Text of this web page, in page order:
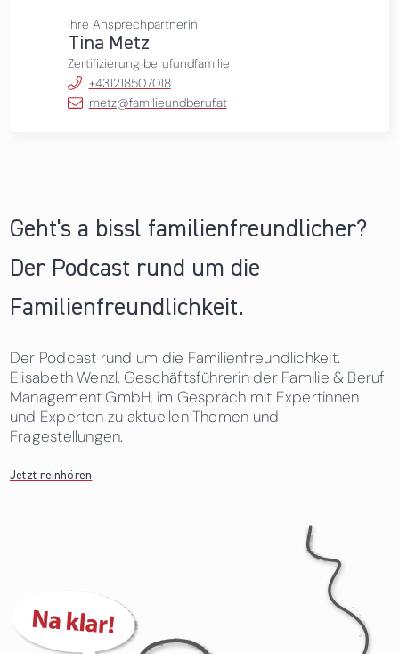
Ihre Ansprechpartnerin
Tina Metz
Zertifizierung berufundfamilie
+431218507018
metz@familieundberuf.at
Geht's a bissl familienfreundlicher?
Der Podcast rund um die
Familienfreundlichkeit.
Der Podcast rund um die Familienfreundlichkeit.
Elisabeth Wenzl, Geschäftsführerin der Familie & Beruf
Management GmbH, im Gespräch mit Expertinnen
und Experten zu aktuellen Themen und
Fragestellungen.
Jetzt reinhören